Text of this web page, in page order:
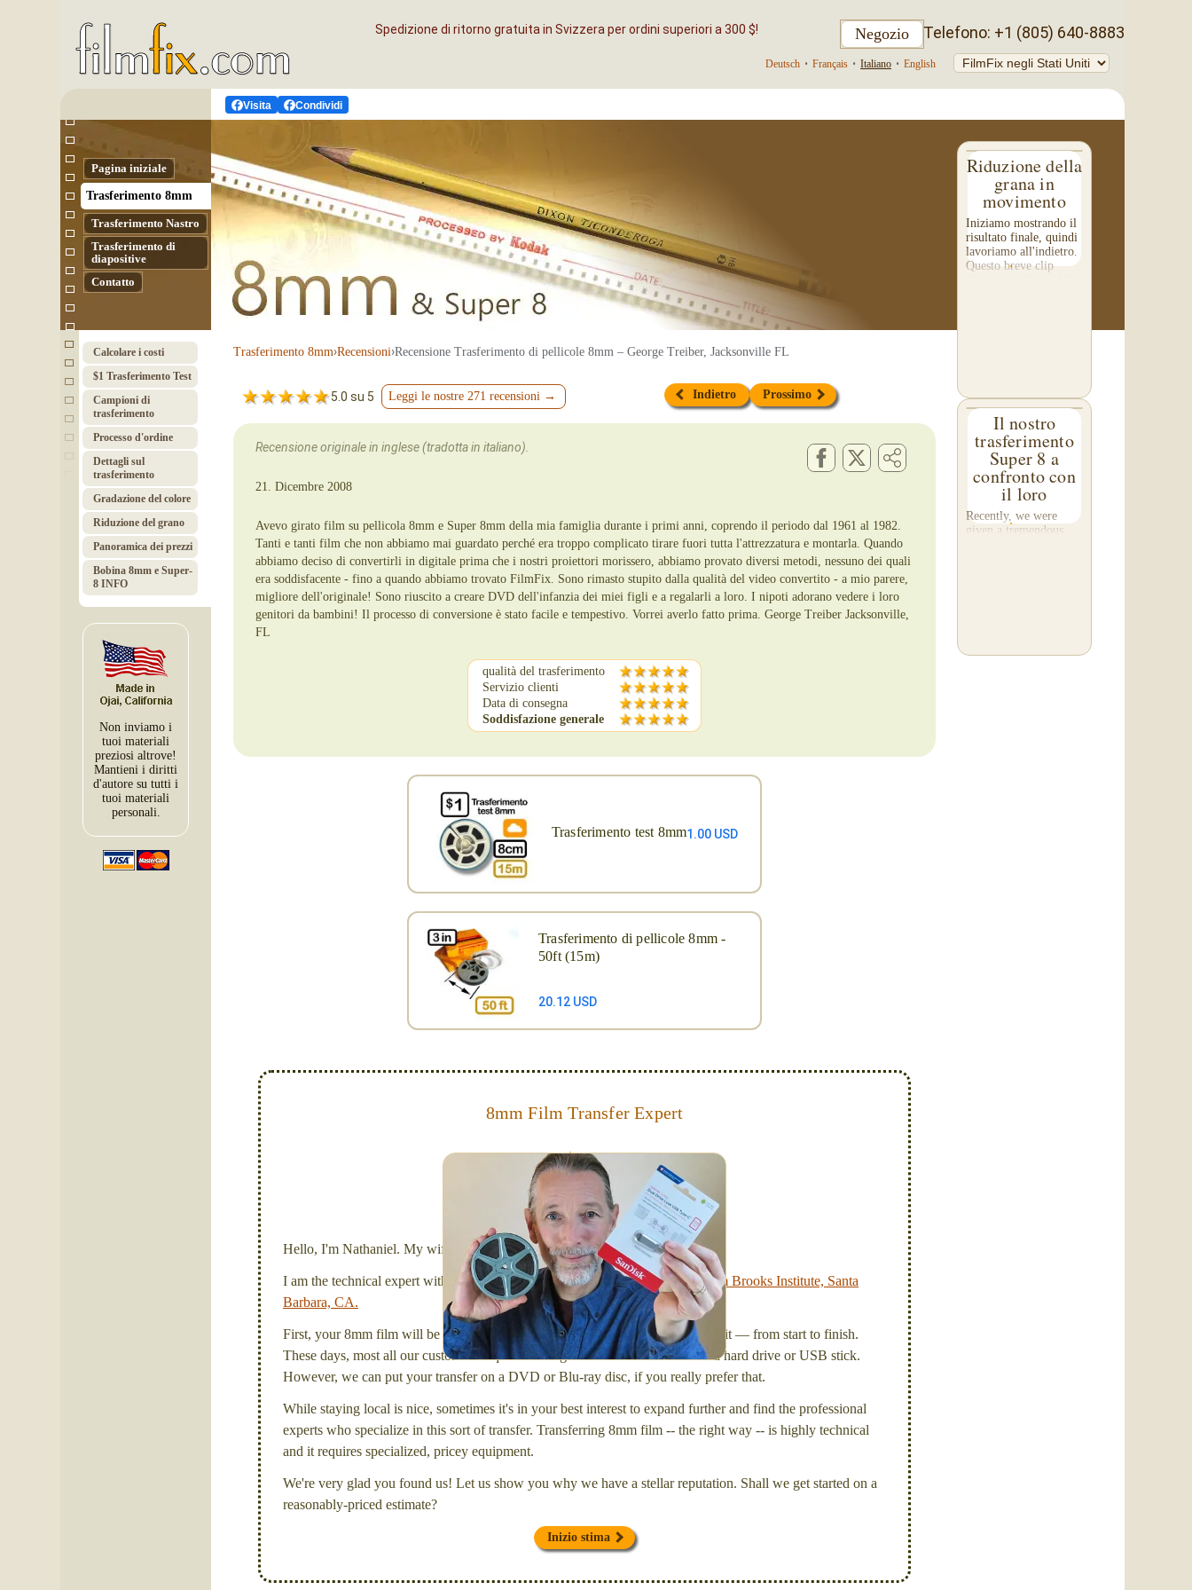
Spedizione di ritorno gratuita in Svizzera per ordini superiori a 300 $! Negozio Telefono: +1 (805) 640-8883
Deutsch • Français • Italiano • English
Visita Condividi
Pagina iniziale
Tras­fe­ri­men­to 8mm
Tras­fe­ri­men­to Nas­tro
Trasferimento di
diapositive
Contatto
Calcolare i costi
$1 Trasferimento Test
Campioni di
trasferimento
Processo d'ordine
Dettagli sul
trasferimento
Gradazione del colore
Riduzione del grano
Panoramica dei prezzi
Bobina 8mm e Super-
8 INFO
Non inviamo i
tuoi materiali
preziosi altrove!
Mantieni i diritti
d'autore su tutti i
tuoi materiali
personali.
Tras­fe­ri­men­to 8mm›Recensioni›Recensione Trasferimento di pellicole 8mm – George Treiber, Jacksonville FL
5.0 su 5 Leggi le nostre 271 recensioni → Indietro Prossimo
Recensione originale in inglese (tradotta in italiano).
21. Dicembre 2008
Avevo girato film su pellicola 8mm e Super 8mm della mia famiglia durante i primi anni, coprendo il periodo dal 1961 al 1982.
Tanti e tanti film che non abbiamo mai guardato perché era troppo complicato tirare fuori tutta l'attrezzatura e montarla. Quando
abbiamo deciso di convertirli in digitale prima che i nostri proiettori morissero, abbiamo provato diversi metodi, nessuno dei quali
era soddisfacente - fino a quando abbiamo trovato FilmFix. Sono rimasto stupito dalla qualità del video convertito - a mio parere,
migliore dell'originale! Sono riuscito a creare DVD dell'infanzia dei miei figli e a regalarli a loro. I nipoti adorano vedere i loro
genitori da bambini! Il processo di conversione è stato facile e tempestivo. Vorrei averlo fatto prima. George Treiber Jacksonville,
FL
qualità del trasferimento
Servizio clienti
Data di consegna
Soddisfazione generale
Trasferimento test 8mm1.00 USD
Trasferimento di pellicole 8mm -
50ft (15m)
20.12 USD
8mm Film Transfer Expert
Simplify - get your films in a "grab and go" format!
We transfer 8mm or Super 8 films onto a handy USB
stick (or hard drive.)
Hello, I'm Nathaniel. My wife Laura and I are FilmFix — a two person team.
I am the technical expert with adegree in motion picture and photography, from Brooks Institute, Santa
Barbara, CA.
First, your 8mm film will be inspected and carefully cleaned. Then, I'll convert it — from start to finish.
These days, most all our customers request that digital files be delivered onto a hard drive or USB stick.
However, we can put your transfer on a DVD or Blu-ray disc, if you really prefer that.
While staying local is nice, sometimes it's in your best interest to expand further and find the professional
experts who specialize in this sort of transfer. Transferring 8mm film -- the right way -- is highly technical
and it requires specialized, pricey equipment.
We're very glad you found us! Let us show you why we have a stellar reputation. Shall we get started on a
reasonably-priced estimate?
Inizio stima
Riduzione della
grana in
movimento
Iniziamo mostrando il
risultato finale, quindi
lavoriamo all'indietro.
Questo breve clip
Il nostro
trasferimento
Super 8 a
confronto con
il loro
Recently, we were
given a tremendous